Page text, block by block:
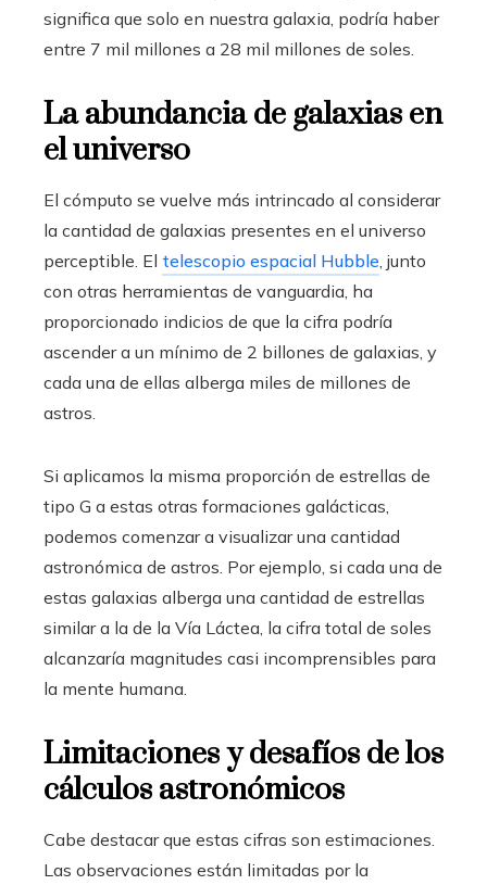
significa que solo en nuestra galaxia, podría haber
entre 7 mil millones a 28 mil millones de soles.
La abundancia de galaxias en
el universo
El cómputo se vuelve más intrincado al considerar
la cantidad de galaxias presentes en el universo
perceptible. El telescopio espacial Hubble , junto
con otras herramientas de vanguardia, ha
proporcionado indicios de que la cifra podría
ascender a un mínimo de 2 billones de galaxias, y
cada una de ellas alberga miles de millones de
astros.
Si aplicamos la misma proporción de estrellas de
tipo G a estas otras formaciones galácticas,
podemos comenzar a visualizar una cantidad
astronómica de astros. Por ejemplo, si cada una de
estas galaxias alberga una cantidad de estrellas
similar a la de la Vía Láctea, la cifra total de soles
alcanzaría magnitudes casi incomprensibles para
la mente humana.
Limitaciones y desafíos de los
cálculos astronómicos
Cabe destacar que estas cifras son estimaciones.
Las observaciones están limitadas por la